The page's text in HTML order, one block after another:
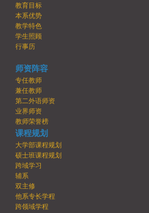
教育目标
本系优势
教学特色
学生照顾
行事历
师资阵容
专任教师
兼任教师
第二外语师资
业界师资
教师荣誉榜
课程规划
大学部课程规划
硕士班课程规划
跨域学习
辅系
双主修
他系专长学程
跨领域学程